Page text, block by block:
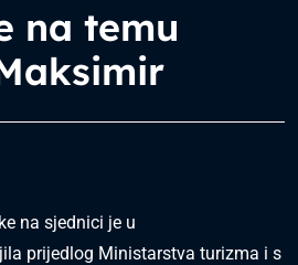
na temu
na sjednici je u
prijedlog Ministarstva turizma i s